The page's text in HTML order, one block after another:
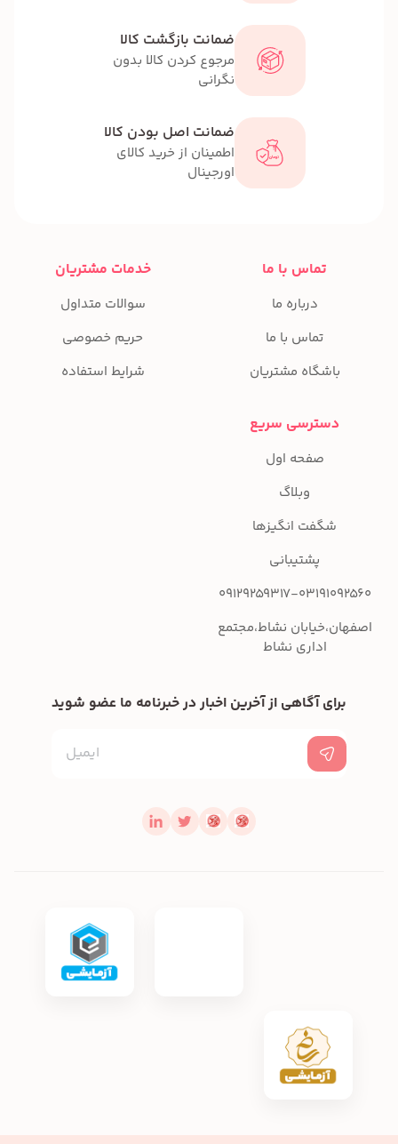
ضمانت بازگشت کالا
مرجوع کردن کالا بدون
نگرانی
ضمانت اصل بودن کالا
اطمینان از خرید کالای
اورجینال
تماس با ما
درباره ما
تماس با ما
باشگاه مشتریان
خدمات مشتریان
سوالات متداول
حریم خصوصی
شرایط استفاده
دسترسی سریع
صفحه اول
وبلاگ
شگفت انگیزها
پشتیبانی
09129259317-03191092560
اصفهان،خیابان نشاط،مجتمع
اداری نشاط
برای آگاهی از آخرین اخبار در خبرنامه ما عضو شوید